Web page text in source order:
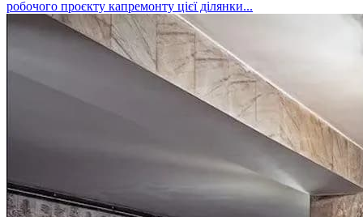
робочого проєкту капремонту цієї ділянки...